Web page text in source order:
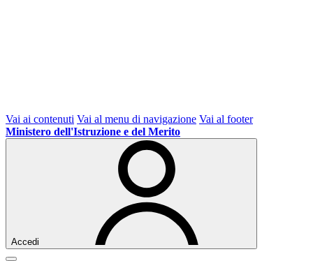
Vai ai contenuti Vai al menu di navigazione Vai al footer
Ministero dell'Istruzione e del Merito
Accedi